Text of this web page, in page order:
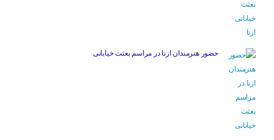
حضور هنرمندان ازنا در مراسم بعثت خیابانی